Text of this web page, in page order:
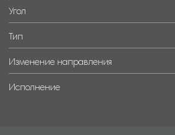
Угол
Тип
Изменение направления
Исполнение